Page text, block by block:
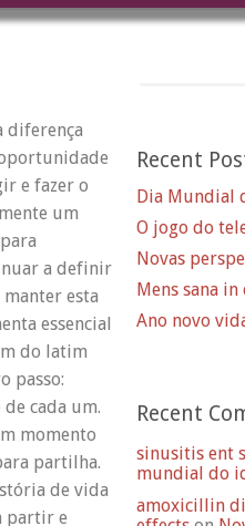
diferença
e fazer o
um
a definir
esta
essencial
do latim
passo:
cada um.
momento
partilha.
de vida
partir e
Recent
Dia Mundial
O jogo do
Novas
Mens sana
Ano novo
Recent
sinusitis ent
mundial do
amoxicillin